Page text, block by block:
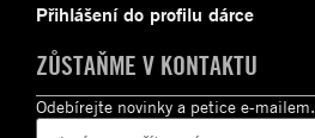
Přihlášení do profilu dárce
ZŮSTAŇME V KONTAKTU
Odebírejte novinky a petice e-mailem.